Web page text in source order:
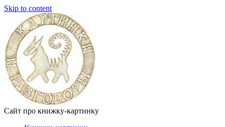
Skip to content
Сайт про книжку-картинку